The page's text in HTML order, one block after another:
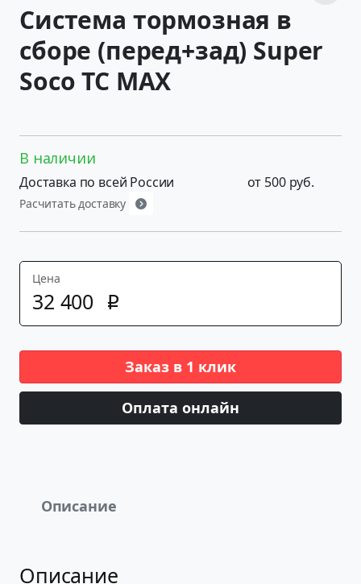
Система тормозная в
сборе (перед+зад) Super
Soco TC MAX
В наличии
Доставка по всей России
Расчитать доставку
от 500 руб.
Цена
32 400 p
Заказ в 1 клик
Оплата онлайн
Описание
Описание